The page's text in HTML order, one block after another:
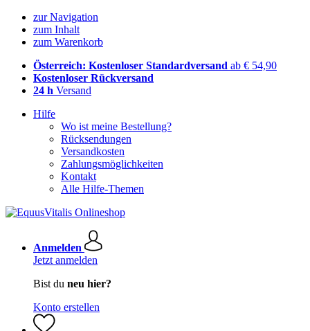
zur Navigation
zum Inhalt
zum Warenkorb
Österreich: Kostenloser Standardversand ab € 54,90
Kostenloser Rückversand
24 h Versand
Hilfe
Wo ist meine Bestellung?
Rücksendungen
Versandkosten
Zahlungsmöglichkeiten
Kontakt
Alle Hilfe-Themen
Anmelden
Jetzt anmelden
Bist du neu hier?
Konto erstellen